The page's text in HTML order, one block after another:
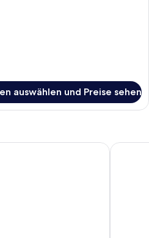
auswählen und Preise sehen
Pension